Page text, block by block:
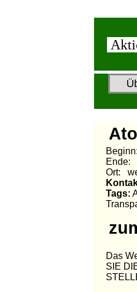
Ende:
Ort:
Tags:
Das
SIE